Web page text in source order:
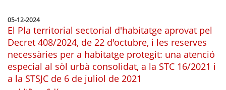
05-12-2024
El Pla territorial sectorial d'habitatge aprovat pel
Decret 408/2024, de 22 d'octubre, i les reserves
necessàries per a habitatge protegit: una atenció
especial al sòl urbà consolidat, a la STC 16/2021 i
a la STSJC de 6 de juliol de 2021